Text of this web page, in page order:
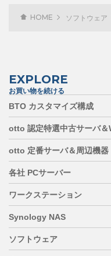
HOME ソフトウェア
EXPLORE
お買い物を続ける
BTO カスタマイズ構成
otto 認定特選中古サーバ＆
otto 定番サーバ＆周辺機器
各社 PCサーバー
ワークステーション
Synology NAS
ソフトウェア